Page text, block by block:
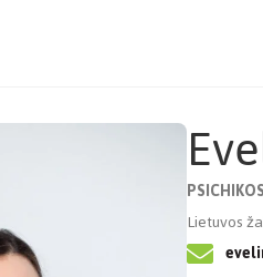
Lietuvos